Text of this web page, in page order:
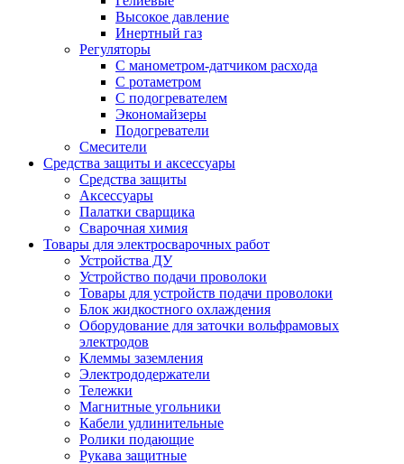
Высокое давление
Инертный газ
Регуляторы
С манометром-датчиком расхода
С ротаметром
С подогревателем
Экономайзеры
Подогреватели
Смесители
Средства защиты и аксессуары
Средства защиты
Аксессуары
Палатки сварщика
Сварочная химия
Товары для электросварочных работ
Устройства ДУ
Устройство подачи проволоки
Товары для устройств подачи проволоки
Блок жидкостного охлаждения
Оборудование для заточки вольфрамовых
электродов
Клеммы заземления
Электрододержатели
Тележки
Магнитные угольники
Кабели удлинительные
Ролики подающие
Рукава защитные